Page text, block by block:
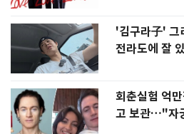
'김구라子' 그
전라도에 잘
회춘실험 억만
고 보관…"자